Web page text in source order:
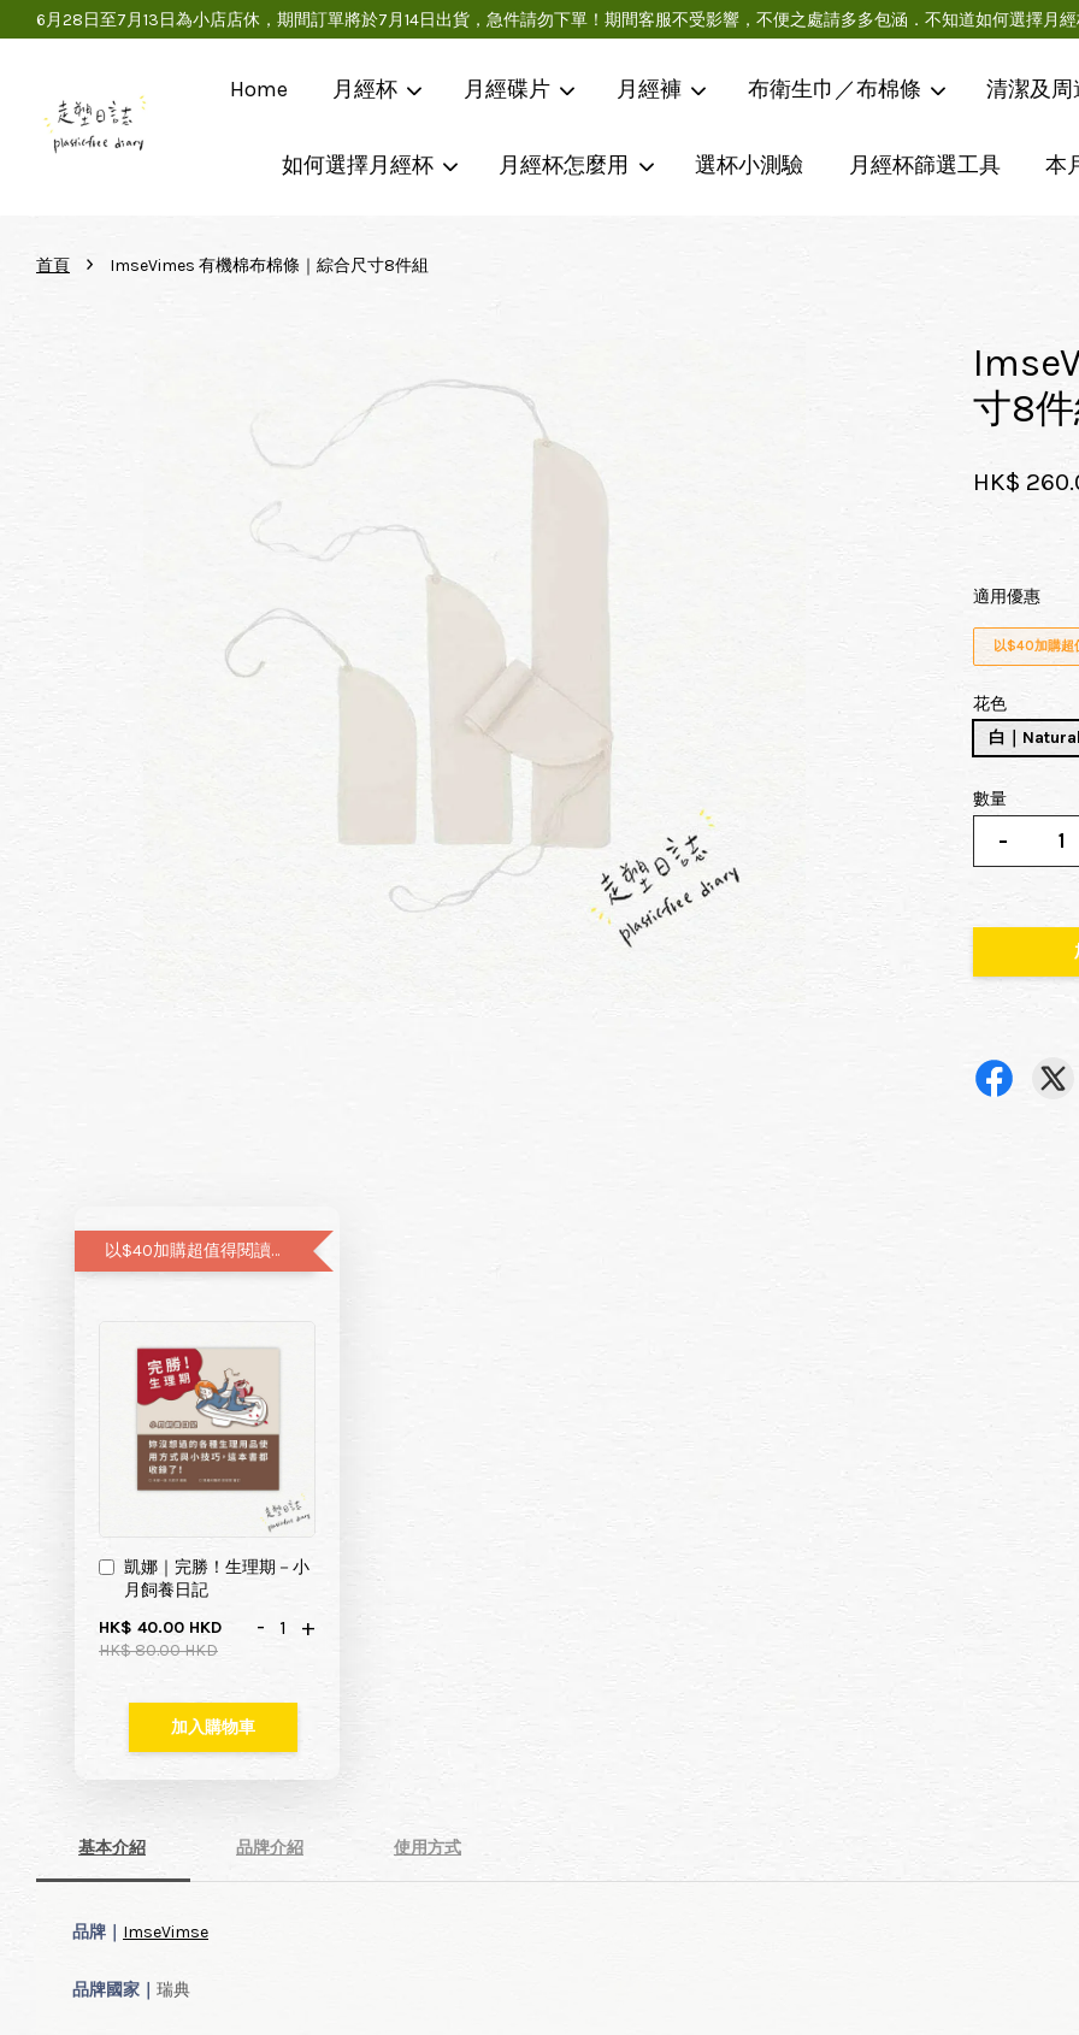
6月28日至7月13日為小店店休，期間訂單將於7月14日出貨，急件請勿下單！期間客服不受影響，不便之處請多多包涵．不知道如何選擇月
Home 月經杯 月經碟片 月經褲 布衛生巾／布棉條 清潔及周
如何選擇月經杯 月經杯怎麼用 選杯小測驗 月經杯篩選工具 本
首頁 › ImseVimes 有機棉布棉條｜綜合尺寸8件組
寸8
HK$
適用優惠
以$40加購超
花色
白｜
數量
-
以$40加購超值得閱讀的月經圖文書—小月飼養日記
凱娜｜完勝！生理期－小
月飼養日記
HK$ 40.00 HKD
HK$ 80.00 HKD
- +
加入購物車
基本介紹 品牌介紹 使用方式
品牌｜ ImseVimse
品牌國家｜ 瑞典